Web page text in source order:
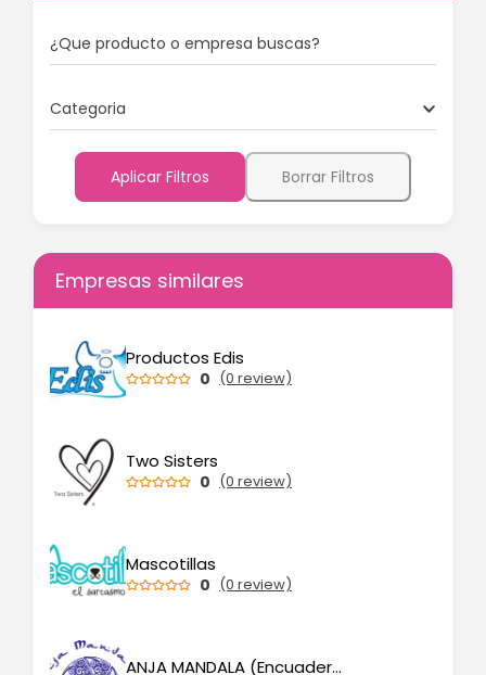
¿Que producto o empresa buscas?
Categoria
Aplicar Filtros Borrar Filtros
Empresas similares
Productos Edis
0 (0 review)
Two Sisters
0 (0 review)
Mascotillas
0 (0 review)
ANJA MANDALA (Encuadernación y teñido artesanales)